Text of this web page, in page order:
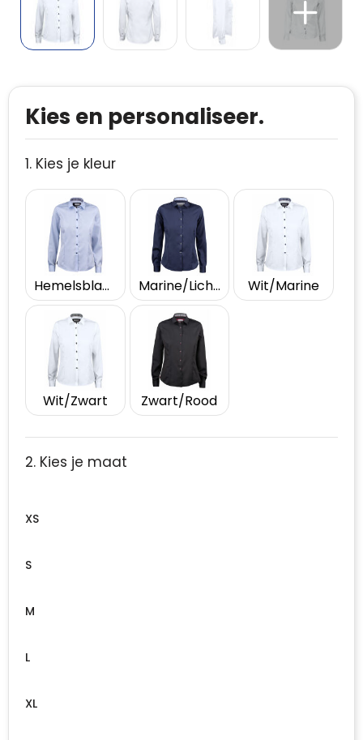
Kies en personaliseer.
1. Kies je kleur
Hemelsblauw/Marine Marine/Lichtblauw Wit/Marine
Wit/Zwart Zwart/Rood
2. Kies je maat
XS
S
M
L
XL